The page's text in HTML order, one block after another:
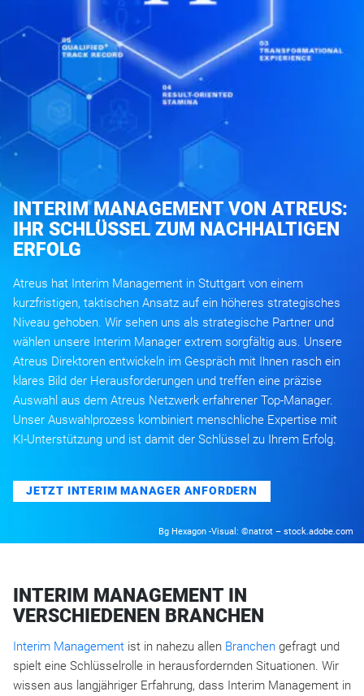
Bg Hexagon -Visual: ©natrot – stock.adobe.com
INTERIM MANAGEMENT VON ATREUS:
IHR SCHLÜSSEL ZUM NACHHALTIGEN
ERFOLG
Atreus hat Interim Management in Stuttgart von einem
kurzfristigen, taktischen Ansatz auf ein höheres strategisches
Niveau gehoben. Wir sehen uns als strategische Partner und
wählen unsere Interim Manager extrem sorgfältig aus. Unsere
Atreus Direktoren entwickeln im Gespräch mit Ihnen rasch ein
klares Bild der Herausforderungen und treffen eine präzise
Auswahl aus dem Atreus Netzwerk erfahrener Top-Manager.
Unser Auswahlprozess kombiniert menschliche Expertise mit
KI-Unterstützung und ist damit der Schlüssel zu Ihrem Erfolg.
JETZT INTERIM MANAGER ANFORDERN
INTERIM MANAGEMENT IN
VERSCHIEDENEN BRANCHEN
Interim Management ist in nahezu allen Branchen gefragt und
spielt eine Schlüsselrolle in herausfordernden Situationen. Wir
wissen aus langjähriger Erfahrung, dass Interim Management in